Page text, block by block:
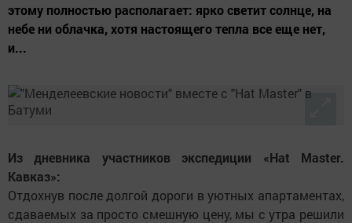
этому полностью располагает: ярко светит солнце, на
небе ни облачка, хотя настоящего тепла все еще нет,
и...
Из дневника участников экспедиции «Hat Master.
Кавказ»:
Отдохнув после долгой дороги в уютных апартаментах,
сдаваемых за просто смешную цену, мы с утра решили